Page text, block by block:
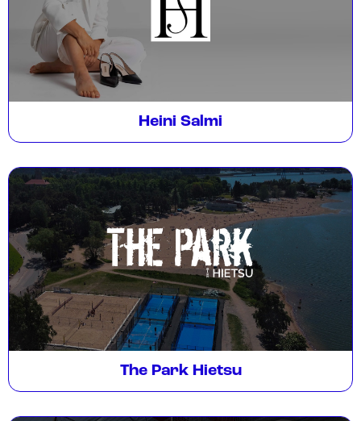
Heini Salmi
The Park Hietsu